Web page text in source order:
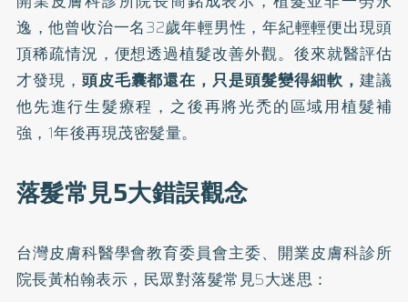
逸，他曾收治一名32歲年輕男性，年紀輕輕便出現頭
頂稀疏情況，便想透過植髮改善外觀。後來就醫評估
才發現， 頭皮毛囊都還在，只是頭髮變得細軟， 建議
他先進行生髮療程，之後再將光禿的區域用植髮補
強，1年後再現茂密髮量。
落髮常見5大錯誤觀念
台灣皮膚科醫學會教育委員會主委、開業皮膚科診所
院長黃柏翰表示，民眾對落髮常見5大迷思：